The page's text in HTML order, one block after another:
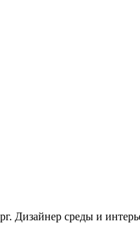
Дизайнер среды и